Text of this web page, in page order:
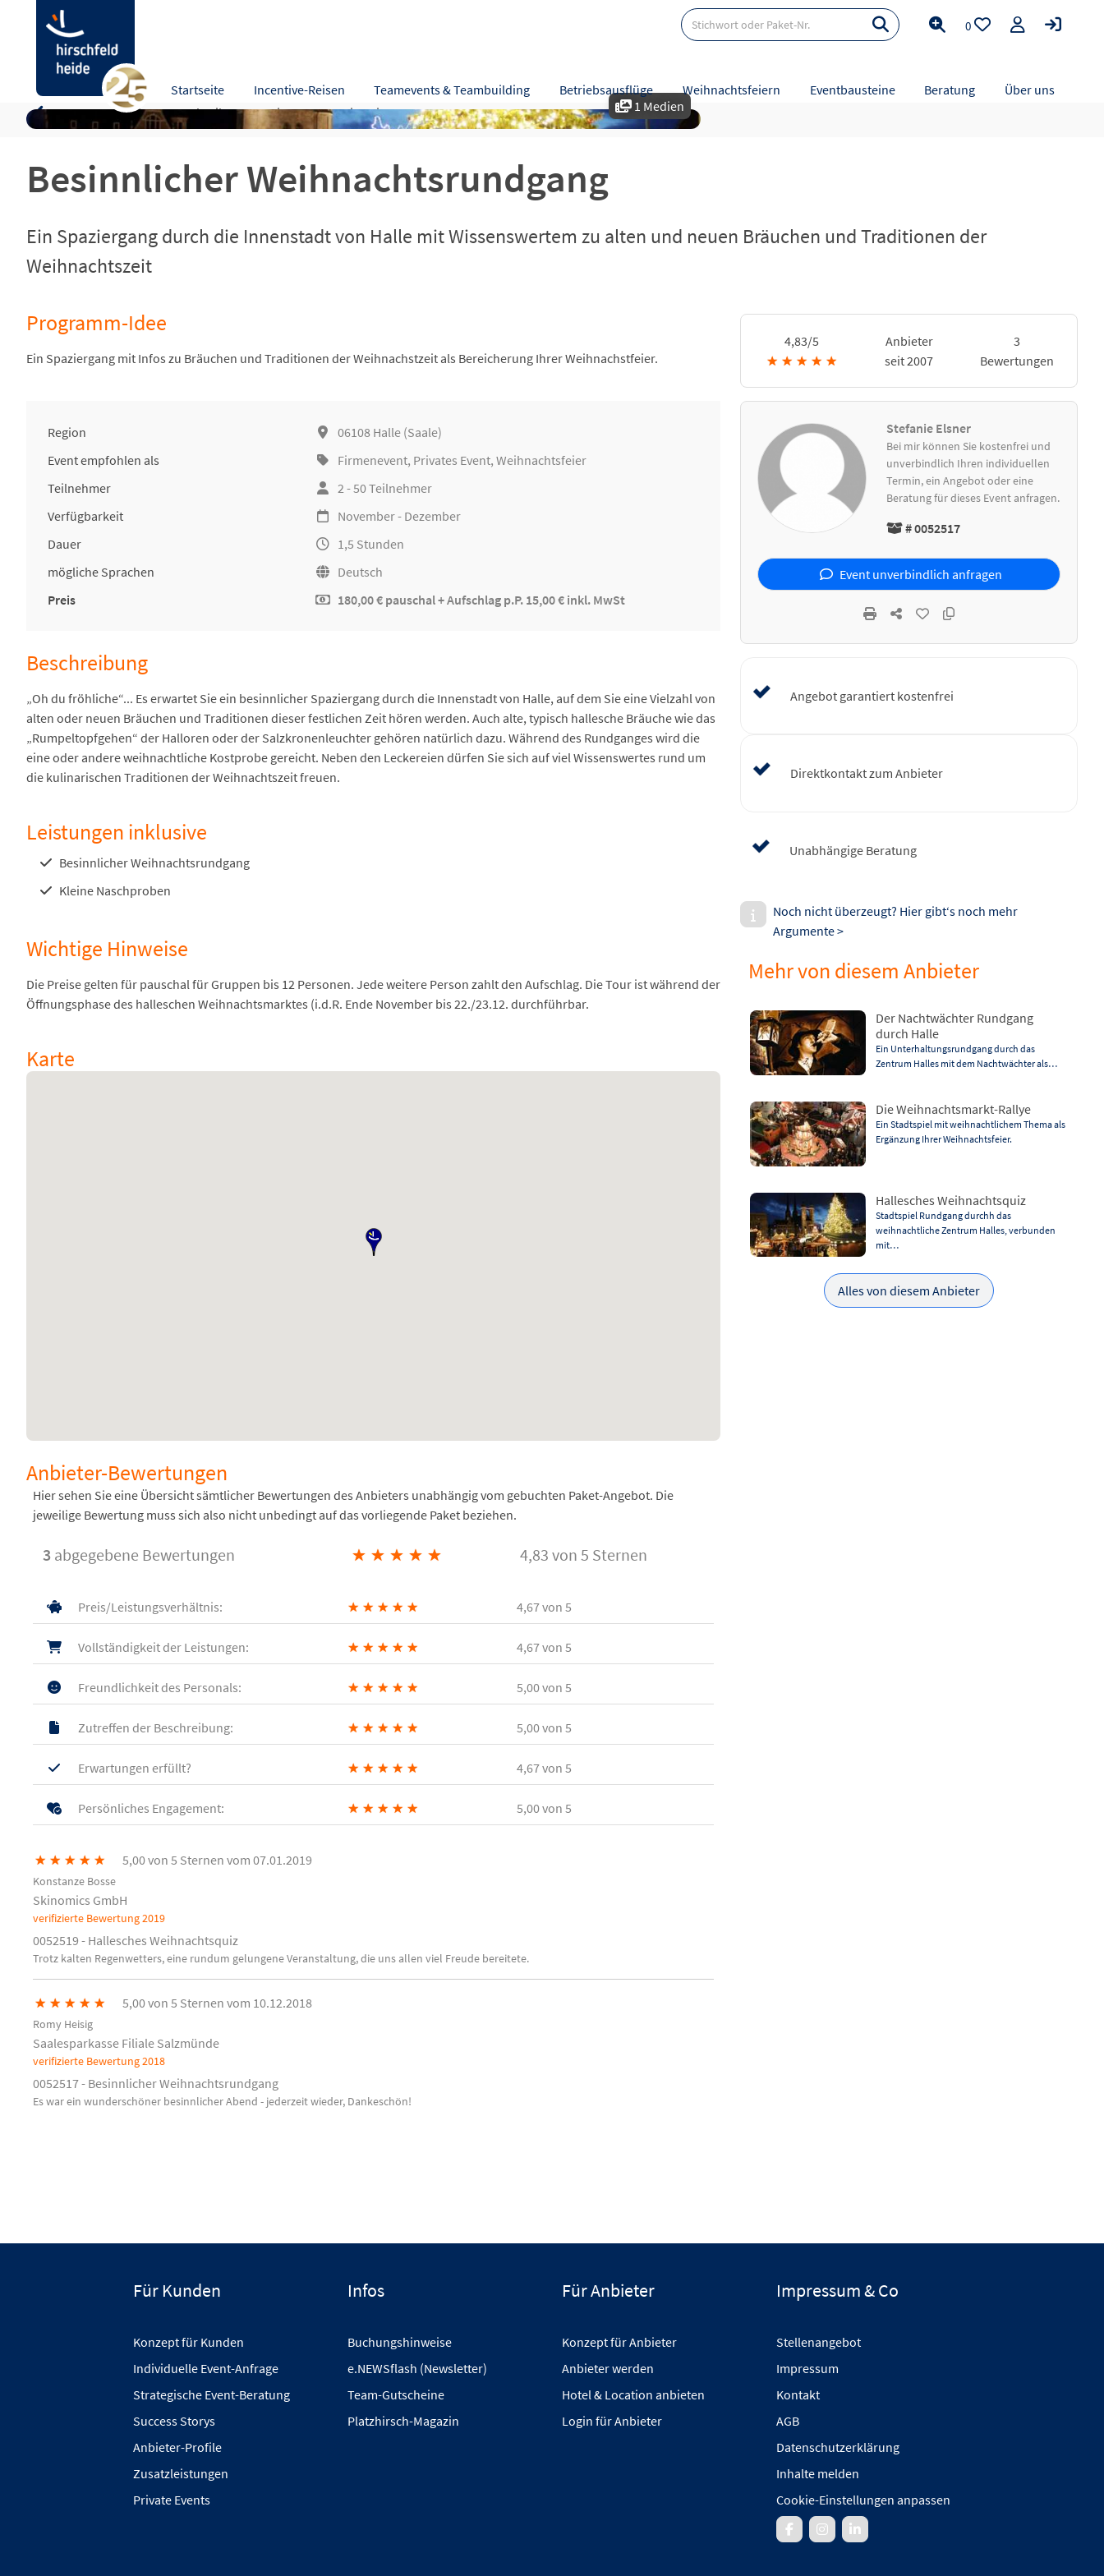
Startseite Incentive-Reisen Teamevents & Teambuilding Betriebsausflüge Weihnachtsfeiern Eventbausteine Beratung Über uns
0
1 Medien
Besinnlicher Weihnachtsrundgang
Ein Spaziergang durch die Innenstadt von Halle mit Wissenswertem zu alten und neuen Bräuchen und Traditionen der
Weihnachtszeit
Besinnlicher Weihnachtsrundgang
Programm-Idee Beschreibung Leistungen Hinweise Karte Bewertungen
Programm-Idee
Ein Spaziergang mit Infos zu Bräuchen und Traditionen der Weihnachstzeit als Bereicherung Ihrer Weihnachstfeier.
Region
06108 Halle (Saale)
Event empfohlen als
Firmenevent, Privates Event,Weihnachtsfeier
Teilnehmer
2 - 50 Teilnehmer
Verfügbarkeit
November - Dezember
Dauer
1,5 Stunden
mögliche Sprachen
Deutsch
Preis
180,00 € pauschal + Aufschlag p.P. 15,00 € inkl. MwSt
Beschreibung
„Oh du fröhliche“... Es erwartet Sie ein besinnlicher Spaziergang durch die Innenstadt von Halle, auf dem Sie eine Vielzahl von
alten oder neuen Bräuchen und Traditionen dieser festlichen Zeit hören werden. Auch alte, typisch hallesche Bräuche wie das
„Rumpeltopfgehen“ der Halloren oder der Salzkronenleuchter gehören natürlich dazu. Während des Rundganges wird die
eine oder andere weihnachtliche Kostprobe gereicht. Neben den Leckereien dürfen Sie sich auf viel Wissenswertes rund um
die kulinarischen Traditionen der Weihnachtszeit freuen.
Leistungen inklusive
Besinnlicher Weihnachtsrundgang
Kleine Naschproben
Wichtige Hinweise
Die Preise gelten für pauschal für Gruppen bis 12 Personen. Jede weitere Person zahlt den Aufschlag. Die Tour ist während der
Öffnungsphase des halleschen Weihnachtsmarktes (i.d.R. Ende November bis 22./23.12. durchführbar.
Karte
Anbieter-Bewertungen
Hier sehen Sie eine Übersicht sämtlicher Bewertungen des Anbieters unabhängig vom gebuchten Paket-Angebot. Die
jeweilige Bewertung muss sich also nicht unbedingt auf das vorliegende Paket beziehen.
3 abgegebene Bewertungen ★ ★ ★ ★ ★ 4,83 von 5 Sternen
Preis/Leistungsverhältnis: ★ ★ ★ ★ ★ 4,67von 5
Vollständigkeit der Leistungen: ★ ★ ★ ★ ★ 4,67von 5
Freundlichkeit des Personals: ★ ★ ★ ★ ★ 5,00von 5
Zutreffen der Beschreibung: ★ ★ ★ ★ ★ 5,00von 5
Erwartungen erfüllt? ★ ★ ★ ★ ★ 4,67von 5
Persönliches Engagement: ★ ★ ★ ★ ★ 5,00von 5
★ ★ ★ ★ ★ 5,00 von 5 Sternen vom 07.01.2019
Konstanze Bosse
Skinomics GmbH
verifizierte Bewertung2019
0052519 - Hallesches Weihnachtsquiz
Trotz kalten Regenwetters, eine rundum gelungene Veranstaltung, die uns allen viel Freude bereitete.
★ ★ ★ ★ ★ 5,00 von 5 Sternen vom 10.12.2018
Romy Heisig
Saalesparkasse Filiale Salzmünde
verifizierte Bewertung2018
0052517 - Besinnlicher Weihnachtsrundgang
Es war ein wunderschöner besinnlicher Abend - jederzeit wieder, Dankeschön!
4,83/5
★ ★ ★ ★ ★
Anbieter
seit 2007
3
Bewertungen
Stefanie Elsner
Bei mir können Sie kostenfrei und
unverbindlich Ihren individuellen
Termin, ein Angebot oder eine
Beratung für dieses Event anfragen.
# 0052517
Event unverbindlich anfragen
Angebot garantiert kostenfrei
Direktkontakt zum Anbieter
Unabhängige Beratung
Noch nicht überzeugt? Hier gibt‘s noch mehr
Argumente >
Mehr von diesem Anbieter
Der Nachtwächter Rundgang
durch Halle
Ein Unterhaltungsrundgang durch das
Zentrum Halles mit dem Nachtwächter als…
Die Weihnachtsmarkt-Rallye
Ein Stadtspiel mit weihnachtlichem Thema als
Ergänzung Ihrer Weihnachtsfeier.
Hallesches Weihnachtsquiz
Stadtspiel Rundgang durchh das
weihnachtliche Zentrum Halles, verbunden
mit…
Alles von diesem Anbieter
Für Kunden
Konzept für Kunden
Individuelle Event-Anfrage
Strategische Event-Beratung
Success Storys
Anbieter-Profile
Zusatzleistungen
Private Events
Infos
Buchungshinweise
e.NEWSflash (Newsletter)
Team-Gutscheine
Platzhirsch-Magazin
Für Anbieter
Konzept für Anbieter
Anbieter werden
Hotel & Location anbieten
Login für Anbieter
Impressum & Co
Stellenangebot
Impressum
Kontakt
AGB
Datenschutzerklärung
Inhalte melden
Cookie-Einstellungen anpassen